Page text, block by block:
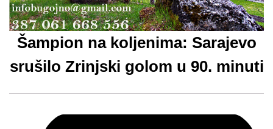
Šampion na koljenima: Sarajevo
srušilo Zrinjski golom u 90. minuti